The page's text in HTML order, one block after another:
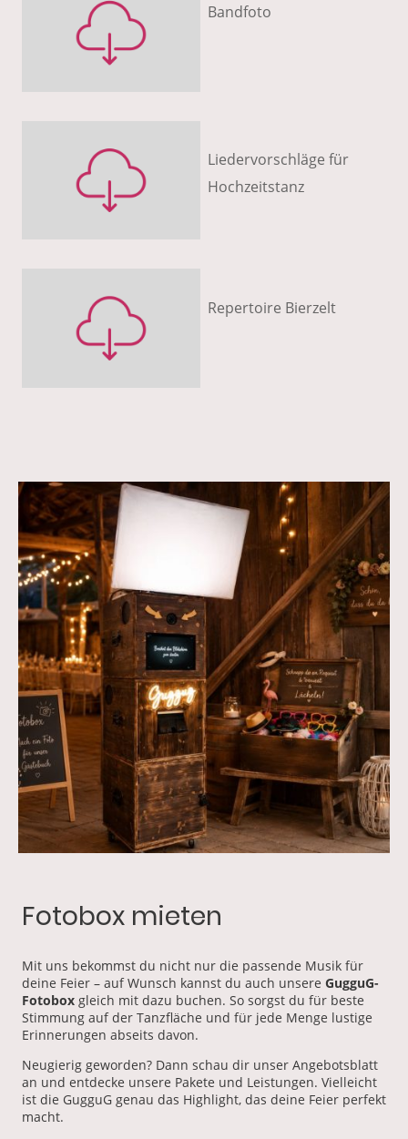
Bandfoto
Liedervorschläge für
Hochzeitstanz
Repertoire Bierzelt
Fotobox mieten
Mit uns bekommst du nicht nur die passende Musik für
deine Feier – auf Wunsch kannst du auch unsere GugguG-
Fotobox gleich mit dazu buchen. So sorgst du für beste
Stimmung auf der Tanzfläche und für jede Menge lustige
Erinnerungen abseits davon.
Neugierig geworden? Dann schau dir unser Angebotsblatt
an und entdecke unsere Pakete und Leistungen. Vielleicht
ist die GugguG genau das Highlight, das deine Feier perfekt
macht.